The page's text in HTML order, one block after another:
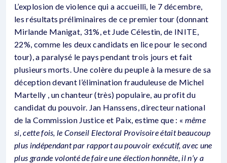
L’explosion de violence qui a accueilli, le 7 décembre,
les résultats préliminaires de ce premier tour (donnant
Mirlande Manigat, 31%, et Jude Célestin, de INITE,
22%, comme les deux candidats en lice pour le second
tour), a paralysé le pays pendant trois jours et fait
plusieurs morts. Une colère du peuple à la mesure de sa
déception devant l’élimination frauduleuse de Michel
Martelly , un chanteur (très) populaire, au profit du
candidat du pouvoir. Jan Hanssens, directeur national
de la Commission Justice et Paix, estime que : « même
si, cette fois, le Conseil Electoral Provisoire était beaucoup
plus indépendant par rapport au pouvoir exécutif, avec une
plus grande volonté de faire une élection honnête, il n’y a